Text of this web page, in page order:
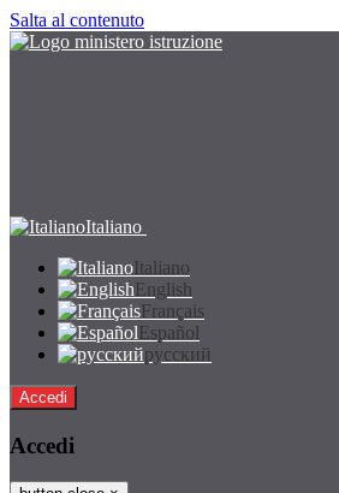
Salta al contenuto
Italiano
Italiano
English
Français
Español
русский
Accedi
Accedi